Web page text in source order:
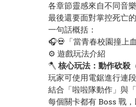
各章節靈感來自不同音
最後還要面對掌控死亡
一句話概括：
🎧💀「當青春校園撞上
⚙️ 遊戲玩法介紹
🪓 核心玩法：動作砍殺
玩家可使用電鋸進行連
結合「啦啦隊動作」與
每個關卡都有 Boss 戰，